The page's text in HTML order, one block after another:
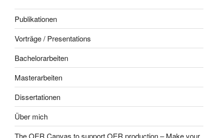
Publikationen
Vorträge / Presentations
Bachelorarbeiten
Masterarbeiten
Dissertationen
Über mich
The OER Canvas to support OER production – Make your